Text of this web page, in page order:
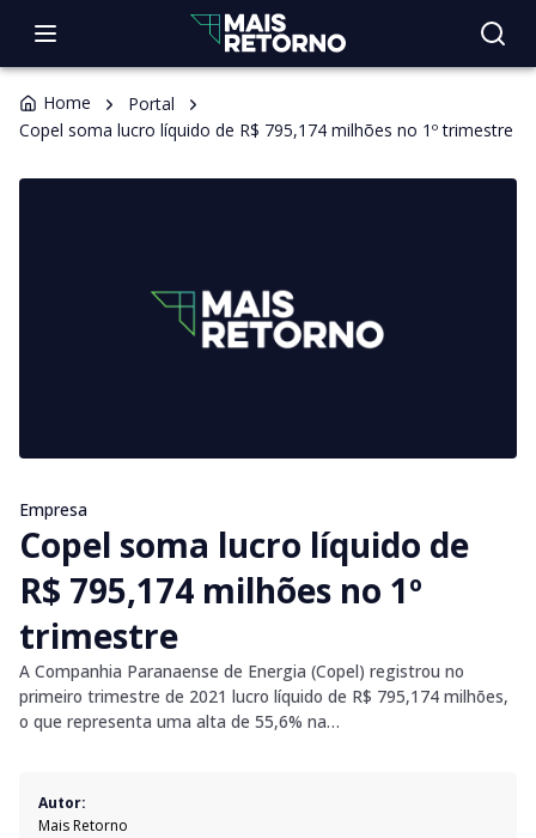
Home
Portal
Copel soma lucro líquido de R$ 795,174 milhões no 1º trimestre
Empresa
Copel soma lucro líquido de
R$ 795,174 milhões no 1º
trimestre
A Companhia Paranaense de Energia (Copel) registrou no
primeiro trimestre de 2021 lucro líquido de R$ 795,174 milhões,
o que representa uma alta de 55,6% na…
Autor:
Mais Retorno